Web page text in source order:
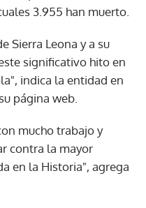
3.955 han muerto.
Sierra Leona y a su
significativo hito en
indica la entidad en
página web.
mucho trabajo y
contra la mayor
en la Historia", agrega